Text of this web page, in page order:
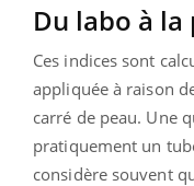
Du labo à la
Ces indices sont
appliquée à raison
carré de peau. Une
pratiquement un
considère souvent